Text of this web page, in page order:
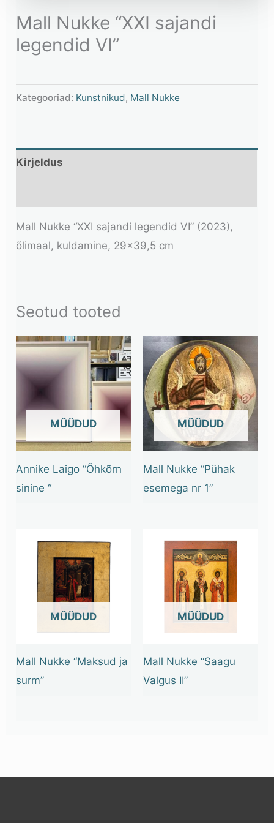
Mall Nukke “XXI sajandi
legendid VI”
Kategooriad: Kunstnikud, Mall Nukke
Kirjeldus
Mall Nukke “XXI sajandi legendid VI” (2023),
õlimaal, kuldamine, 29×39,5 cm
Seotud tooted
OUT OF STOCK
Annike Laigo “Õhkõrn
sinine “
OUT OF STOCK
Mall Nukke “Pühak
esemega nr 1”
OUT OF STOCK
Mall Nukke “Maksud ja
surm”
OUT OF STOCK
Mall Nukke “Saagu
Valgus II”